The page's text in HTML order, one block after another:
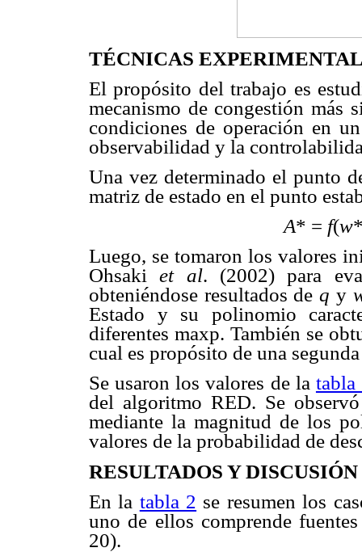
TÉCNICAS
El propósito del trabajo es
mecanismo de congestión más
condiciones de operación en
observabilidad y la
Una vez determinado el punto
matriz de estado en el punto
A* = f(w
Luego, se tomaron los valores
Ohsakiet al. (2002) para
obteniéndose resultados deq y
Estado y su polinomio
diferentes maxp. También se
cual es propósito de una
Se usaron los valores de la tabla
del algoritmo RED. Se
mediante la magnitud de los
valores de la probabilidad de
RESULTADOS Y DISCUSIÓN
En la tabla 2 se resumen los
uno de ellos comprende
20).